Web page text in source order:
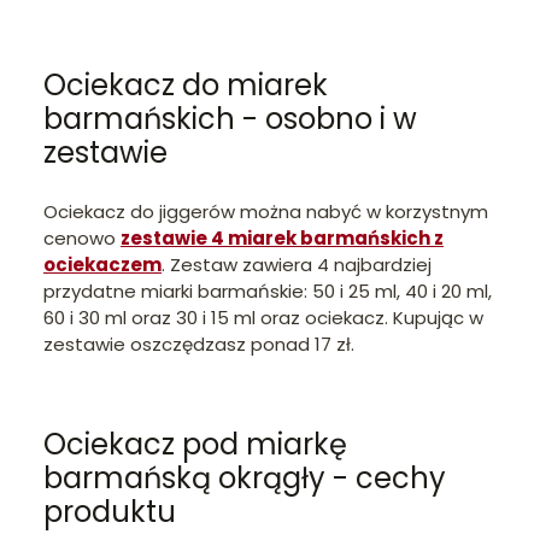
Ociekacz do miarek
barmańskich - osobno i w
zestawie
Ociekacz do jiggerów można nabyć w korzystnym
cenowo zestawie 4 miarek barmańskich z
ociekaczem. Zestaw zawiera 4 najbardziej
przydatne miarki barmańskie: 50 i 25 ml, 40 i 20 ml,
60 i 30 ml oraz 30 i 15 ml oraz ociekacz. Kupując w
zestawie oszczędzasz ponad 17 zł.
Ociekacz pod miarkę
barmańską okrągły - cechy
produktu